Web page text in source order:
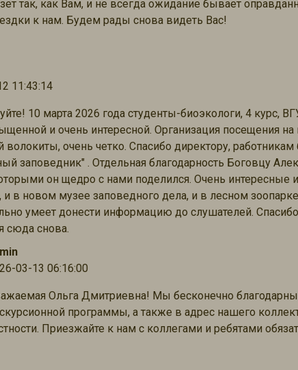
так, как Вам, и не всегда ожидание бывает
к нам. Будем рады снова видеть Вас!
11:43:14
10 марта 2026 года студенты-биоэкологи, 4
и очень интересной. Организация посещения
очень четко. Спасибо директору,
заповедник" . Отдельная благодарность Боговцу
он щедро с нами поделился. Очень интересные
и в новом музее заповедного дела, и в лесном
умеет донести информацию до слушателей.
сюда снова.
03-13 06:16:00
Ольга Дмитриевна! Мы бесконечно
программы, а также в адрес нашего
Приезжайте к нам с коллегами и ребятами